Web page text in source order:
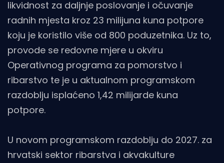
likvidnost za daljnje poslovanje i očuvanje
radnih mjesta kroz 23 milijuna kuna potpore
koju je koristilo više od 800 poduzetnika. Uz to,
provode se redovne mjere u okviru
Operativnog programa za pomorstvo i
ribarstvo te je u aktualnom programskom
razdoblju isplaćeno 1,42 milijarde kuna
potpore.
U novom programskom razdoblju do 2027. za
hrvatski sektor ribarstva i akvakulture